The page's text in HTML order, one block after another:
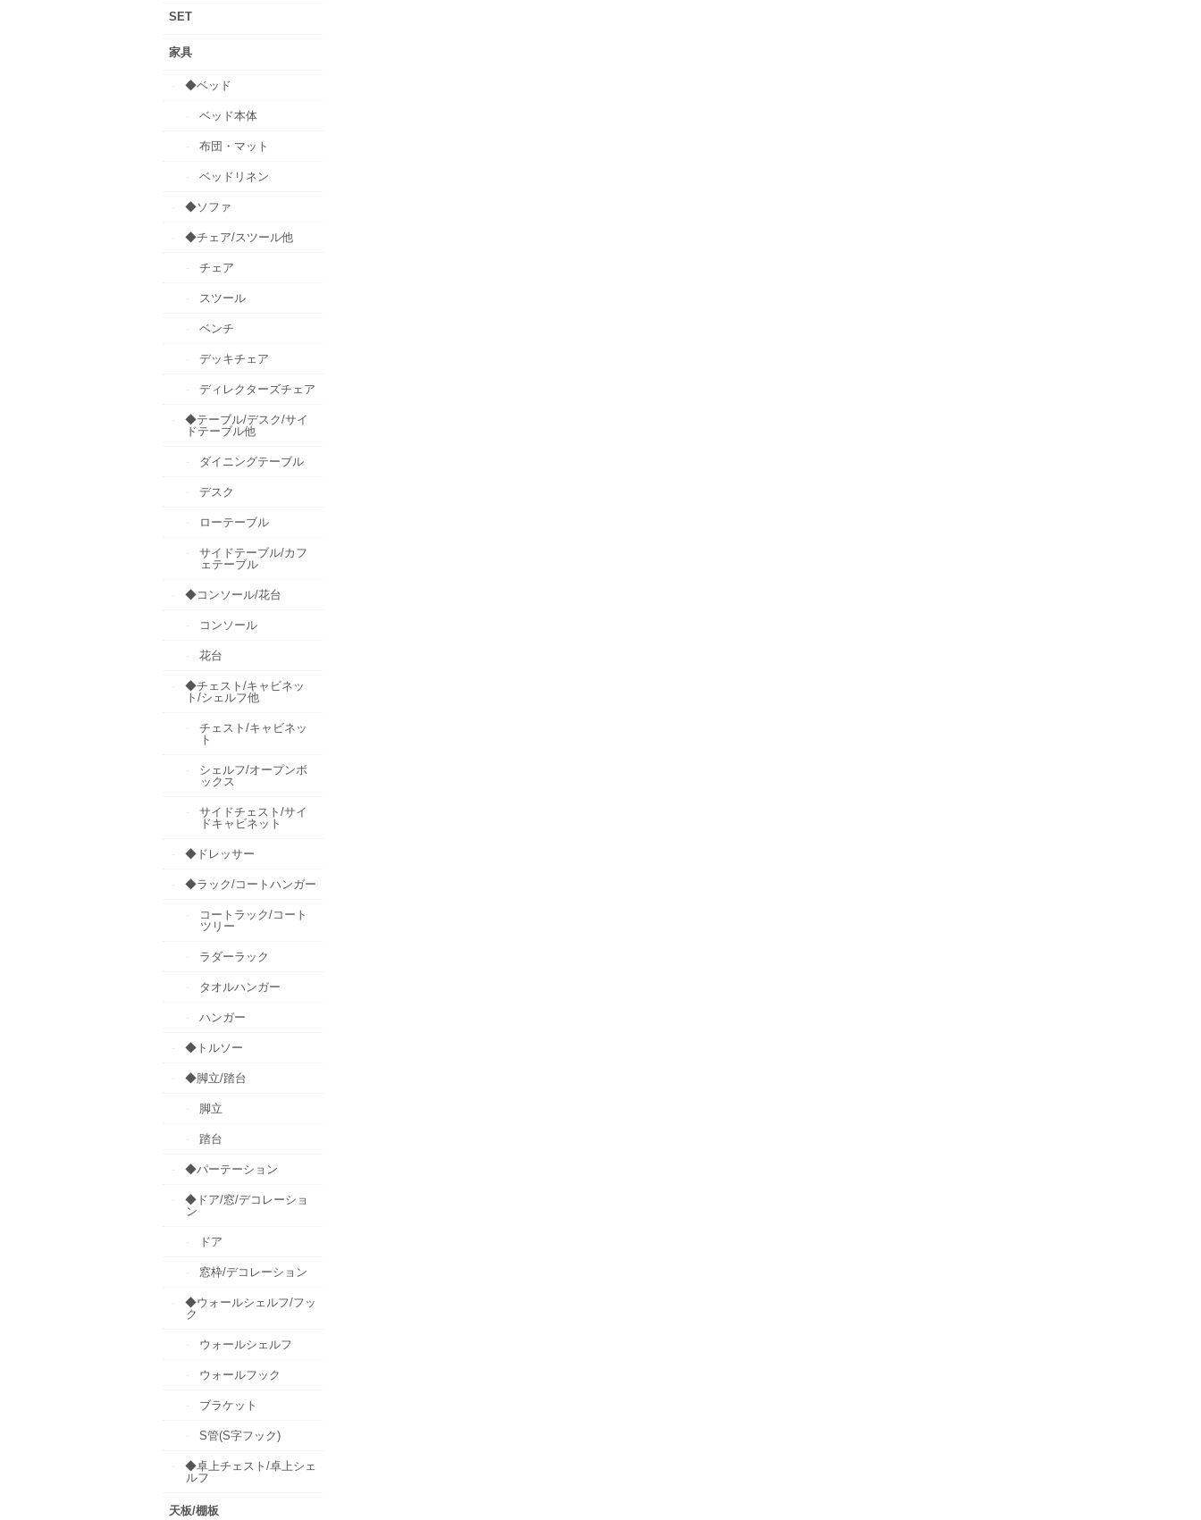
SET
家具
◆ベッド
ベッド本体
布団・マット
ベッドリネン
◆ソファ
◆チェア/スツール他
チェア
スツール
ベンチ
デッキチェア
ディレクターズチェア
◆テーブル/デスク/サイ
ドテーブル他
ダイニングテーブル
デスク
ローテーブル
サイドテーブル/カフ
ェテーブル
◆コンソール/花台
コンソール
花台
◆チェスト/キャビネッ
ト/シェルフ他
チェスト/キャビネッ
ト
シェルフ/オープンボ
ックス
サイドチェスト/サイ
ドキャビネット
◆ドレッサー
◆ラック/コートハンガー
コートラック/コート
ツリー
ラダーラック
タオルハンガー
ハンガー
◆トルソー
◆脚立/踏台
脚立
踏台
◆パーテーション
◆ドア/窓/デコレーショ
ン
ドア
窓枠/デコレーション
◆ウォールシェルフ/フッ
ク
ウォールシェルフ
ウォールフック
ブラケット
S管(S字フック)
◆卓上チェスト/卓上シェ
ルフ
天板/棚板